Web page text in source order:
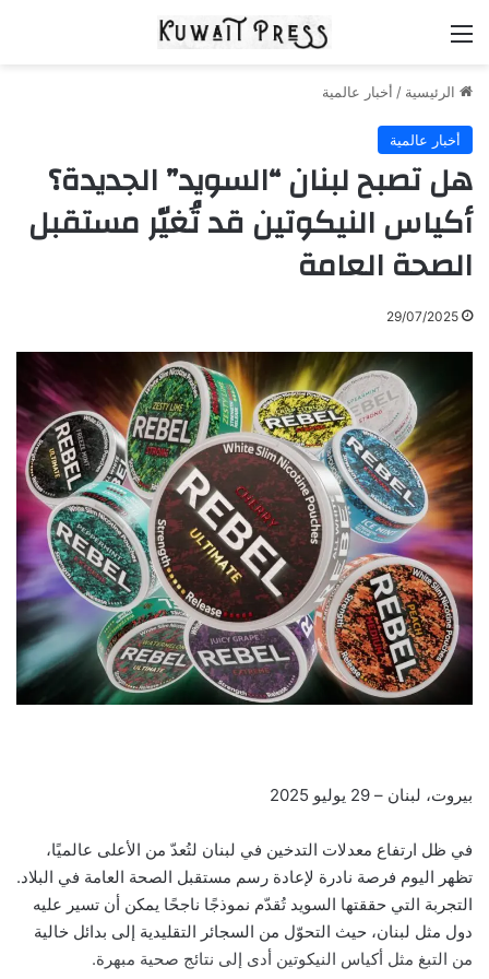
الرئيسية / أخبار عالمية
أخبار عالمية
هل تصبح لبنان “السويد” الجديدة؟
أكياس النيكوتين قد تُغيّر مستقبل
الصحة العامة
29/07/2025
بيروت، لبنان – 29 يوليو 2025
في ظل ارتفاع معدلات التدخين في لبنان لتُعدّ من الأعلى عالميًا،
تظهر اليوم فرصة نادرة لإعادة رسم مستقبل الصحة العامة في البلاد.
التجربة التي حققتها السويد تُقدّم نموذجًا ناجحًا يمكن أن تسير عليه
دول مثل لبنان، حيث التحوّل من السجائر التقليدية إلى بدائل خالية
من التبغ مثل أكياس النيكوتين أدى إلى نتائج صحية مبهرة.